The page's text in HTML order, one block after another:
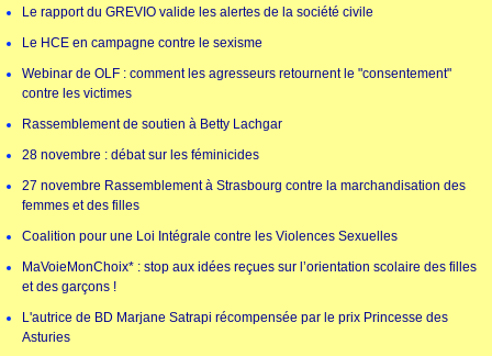
Le rapport du GREVIO valide les alertes de la société civile
Le HCE en campagne contre le sexisme
Webinar de OLF : comment les agresseurs retournent le "consentement"
contre les victimes
Rassemblement de soutien à Betty Lachgar
28 novembre : débat sur les féminicides
27 novembre Rassemblement à Strasbourg contre la marchandisation des
femmes et des filles
Coalition pour une Loi Intégrale contre les Violences Sexuelles
MaVoieMonChoix* : stop aux idées reçues sur l’orientation scolaire des filles
et des garçons !
L'autrice de BD Marjane Satrapi récompensée par le prix Princesse des
Asturies